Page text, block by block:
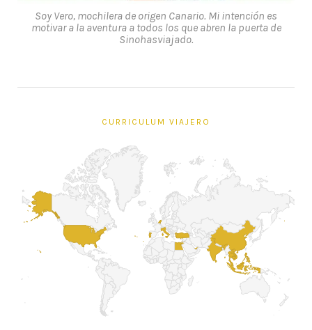
Soy Vero, mochilera de origen Canario. Mi intención es
motivar a la aventura a todos los que abren la puerta de
Sinohasviajado.
CURRICULUM VIAJERO